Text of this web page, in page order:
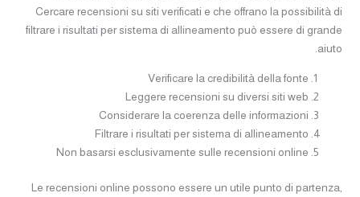
Cercare recensioni su siti verificati e che offrano la possibilità di
filtrare i risultati per sistema di allineamento può essere di grande
aiuto.
Verificare la credibilità della fonte
Leggere recensioni su diversi siti web
Considerare la coerenza delle informazioni
Filtrare i risultati per sistema di allineamento
Non basarsi esclusivamente sulle recensioni online
Le recensioni online possono essere un utile punto di partenza,